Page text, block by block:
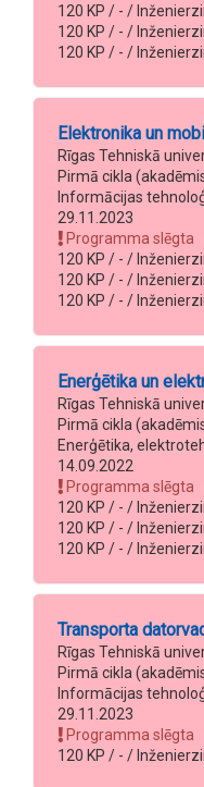
120 KP / - /
120 KP / - /
120 KP / - /
Elektronika un
Rīgas Tehniskā
Pirmā cikla
Informācijas
29.11.2023
Programma slēgta
120 KP / - /
120 KP / - /
120 KP / - /
Enerģētika un
Rīgas Tehniskā
Pirmā cikla
Enerģētika,
14.09.2022
Programma slēgta
120 KP / - /
120 KP / - /
120 KP / - /
Transporta
Rīgas Tehniskā
Pirmā cikla
Informācijas
29.11.2023
Programma slēgta
120 KP / - /